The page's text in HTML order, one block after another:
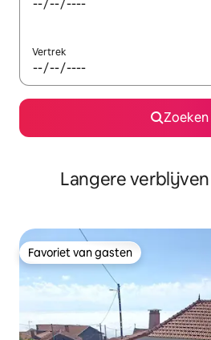
Vertrek
Zoeken
Langere
Favoriet van gasten
Favoriet van gasten